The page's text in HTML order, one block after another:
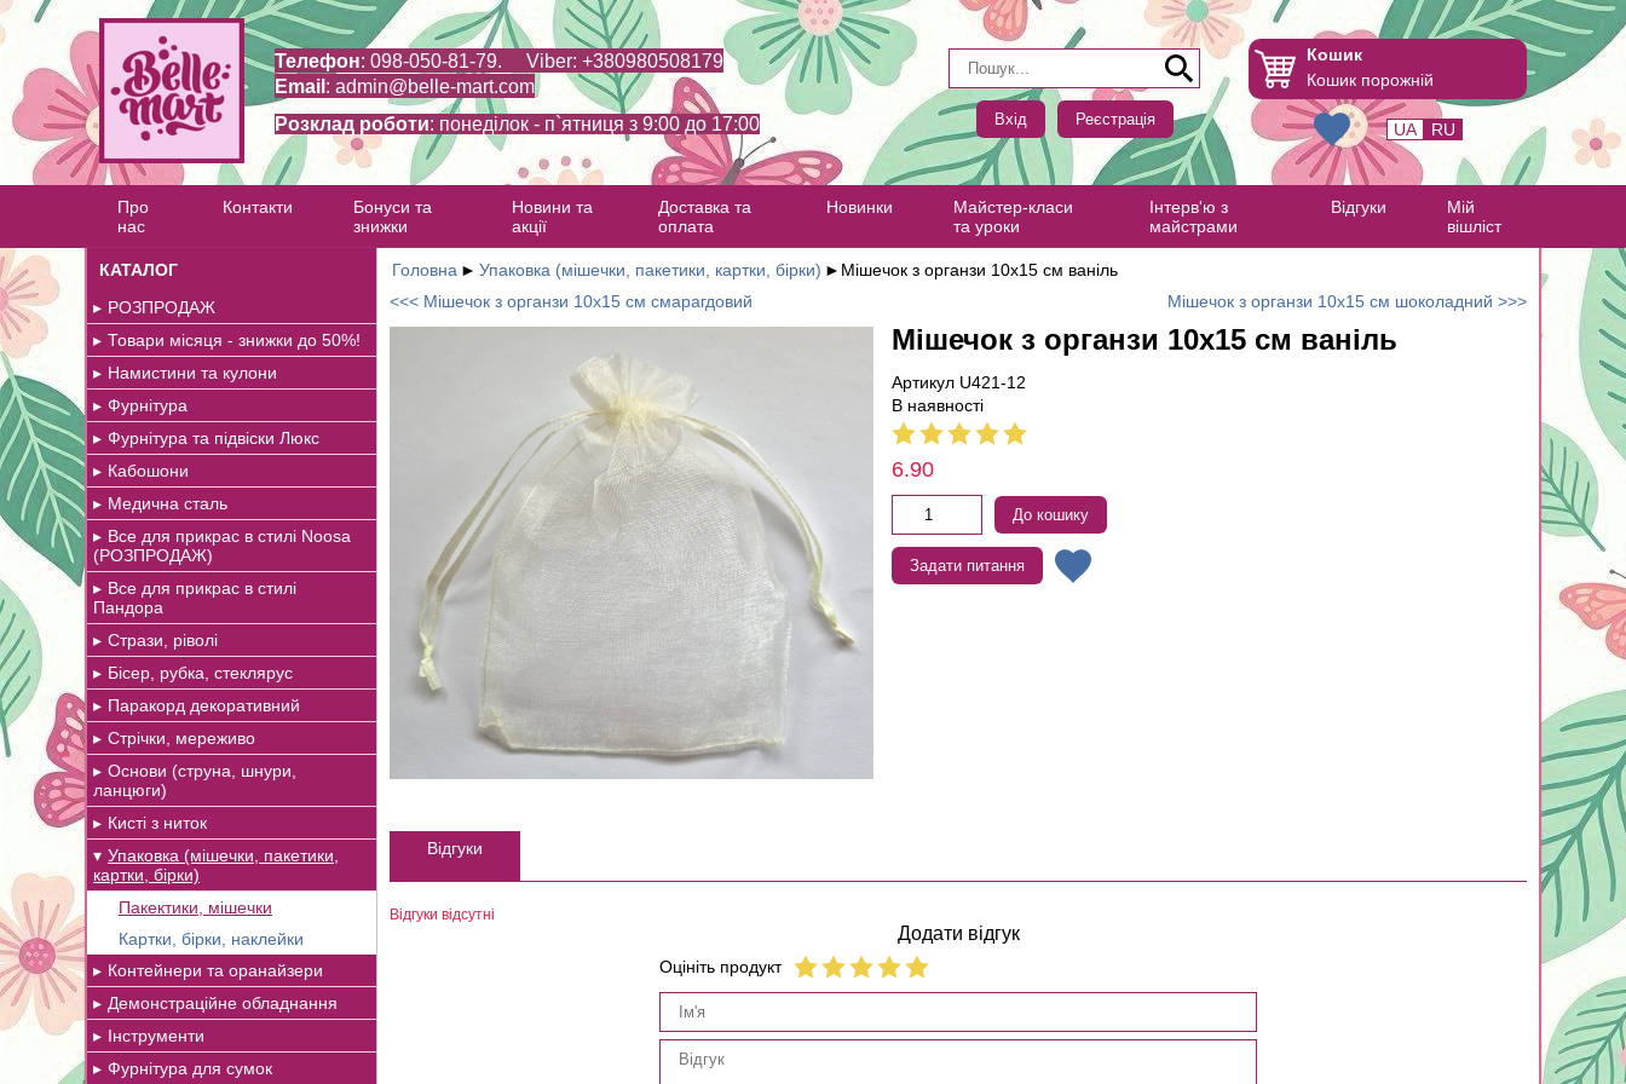
Телефон: 098-050-81-79. Viber: +380980508179
Email : admin@belle-mart.com
Розклад роботи: понеділок - п`ятниця з 9:00 до 17:00 Вхід Реєстрація
Кошик
Кошик порожній
UA RU
Про
нас
Контакти
Бонуси та
знижки
Новини та
акції
Доставка та
оплата
Новинки
Майстер-класи
та уроки
Інтерв'ю з
майстрами
Відгуки
Мій
вішліст
КАТАЛОГ
РОЗПРОДАЖ
Товари місяця - знижки до 50%!
Намистини та кулони
Фурнітура
Фурнітура та підвіски Люкс
Кабошони
Медична сталь
Все для прикрас в стилі Noosa
(РОЗПРОДАЖ)
Все для прикрас в стилі
Пандора
Стрази, ріволі
Бісер, рубка, стеклярус
Паракорд декоративний
Стрічки, мереживо
Основи (струна, шнури,
ланцюги)
Кисті з ниток
Упаковка (мішечки, пакетики,
картки, бірки)
Пакектики, мішечки
Картки, бірки, наклейки
Контейнери та оранайзери
Демонстраційне обладнання
Інструменти
Фурнітура для сумок
Головна ► Упаковка (мішечки, пакетики, картки, бірки) ► Мішечок з органзи 10х15 см ваніль
<<< Мішечок з органзи 10х15 см смарагдовий
Мішечок з органзи 10х15 см шоколадний >>>
Мішечок з органзи 10х15 см ваніль
Артикул U421-12
В наявності
6.90
До кошику
Задати питання
Відгуки
Відгуки відсутні
Додати відгук
Оцініть продукт